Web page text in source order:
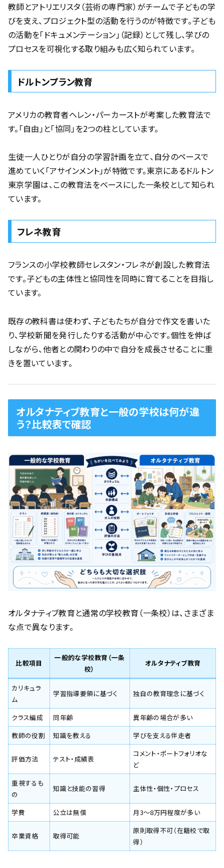
教師とアトリエリスタ（芸術の専門家）がチームで子どもの学
びを支え、プロジェクト型の活動を行うのが特徴です。子ども
の活動を「ドキュメンテーション」（記録）として残し、学びの
プロセスを可視化する取り組みも広く知られています。
ドルトンプラン教育
アメリカの教育者ヘレン・パーカーストが考案した教育法で
す。「自由」と「協同」を2つの柱としています。
生徒一人ひとりが自分の学習計画を立て、自分のペースで
進めていく「アサインメント」が特徴です。東京にあるドルトン
東京学園は、この教育法をベースにした一条校として知られ
ています。
フレネ教育
フランスの小学校教師セレスタン・フレネが創設した教育法
です。子どもの主体性と協同性を同時に育てることを目指し
ています。
既存の教科書は使わず、子どもたちが自分で作文を書いた
り、学校新聞を発行したりする活動が中心です。個性を伸ば
しながら、他者との関わりの中で自分を成長させることに重
きを置いています。
オルタナティブ教育と一般の学校は何が違
う？比較表で確認
オルタナティブ教育と通常の学校教育（一条校）は、さまざま
な点で異なります。
比較項目
一般的な学校教育（一条
校）
オルタナティブ教育
カリキュラ
ム
学習指導要領に基づく 独自の教育理念に基づく
クラス編成 同年齢
異年齢の場合が多い
教師の役割
知識を教える 学びを支える伴走者
評価方法 テスト・成績表
コメント・ポートフォリオな
ど
重視するも
の
知識と技能の習得 主体性・個性・プロセス
学費 公立は無償 月3〜8万円程度が多い
卒業資格 取得可能
原則取得不可（在籍校で取
得）